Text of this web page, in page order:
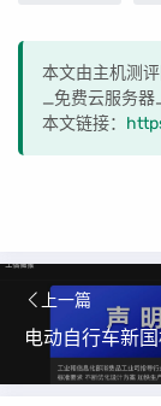
本文由主机测
_免费云服务器
本文链接：
上一篇